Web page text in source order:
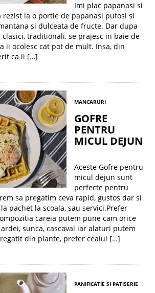
Imi plac papanasi si
rezist la o portie de papanasi pufosi si
si dulceata de fructe. Dar dupa
traditionali, se prajesc in baie de
ii ocolesc cat pot de mult. Insa, din
ca ii […]
MANCARURI
GOFRE
PENTRU
MICUL DEJUN
Aceste Gofre pentru
micul dejun sunt
perfecte pentru
sa pregatim ceva rapid, gustos dar si
pachet la scoala, sau servici.Prefer
careia putem pune cam orice
sunca, cascaval iar alaturi putem
din plante, prefer ceaiul […]
PANIFICATIE SI PATISERIE